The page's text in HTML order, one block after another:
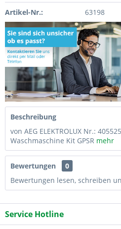
Artikel-Nr.: 63198
Beschreibung
von AEG ELEKTROLUX Nr.:
Waschmaschine Kit GPSR mehr
Bewertungen
0
Bewertungen lesen, schreiben
Service Hotline